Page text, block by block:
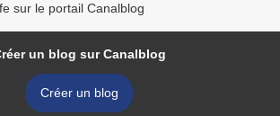
sur le portail Canalblog
un blog sur Canalblog
Créer un blog